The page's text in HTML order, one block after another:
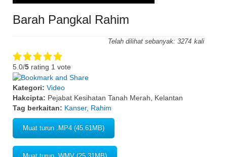
Barah Pangkal Rahim
Telah dilihat sebanyak: 3274
5.0/5 rating 1 vote
Kategori: Video
Hakcipta: Pejabat Kesihatan Tanah Merah, Kelantan
Tag berkaitan: Kanser, Rahim
Muat turun .MP4 (45.61MB)